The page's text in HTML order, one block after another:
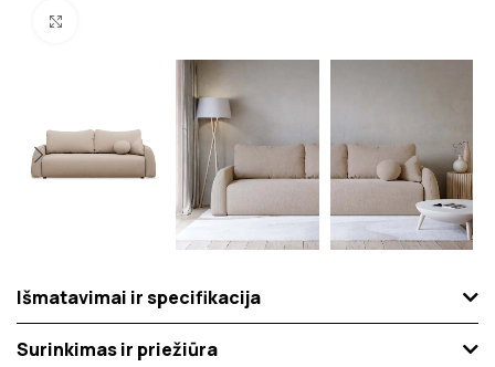
Išmatavimai ir specifikacija
Surinkimas ir priežiūra